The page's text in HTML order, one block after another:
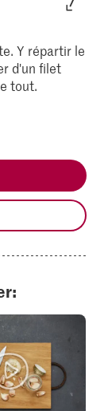
Y répartir le
d'un filet
tout.